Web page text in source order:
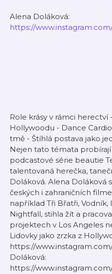
Alena Doláková:
https://
Role krásy v rámci herectví
Hollywoodu - Dance
tmě - Štíhlá postava jako
Nejen tato témata
podcastové série beautie
talentovaná herečka,
Doláková. Alena Doláková
českých i zahraničních
například Tři Břatři,
Nightfall, stihla žít a
projektech v Los Angeles
Lidovky jako zrzka z
https://
Doláková:
https://